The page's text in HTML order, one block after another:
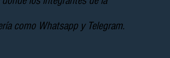
como Whatsapp y Telegram.